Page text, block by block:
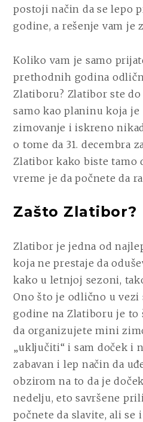
postoji način da se lepo
godine, a rešenje vam je
Koliko vam je samo
prethodnih godina
Zlatiboru? Zlatibor ste
samo kao planinu koja je
zimovanje i iskreno
o tome da 31. decembra
Zlatibor kako biste tamo
vreme je da počnete da
Zašto Zlatibor?
Zlatibor je jedna od
koja ne prestaje da
kako u letnjoj sezoni,
Ono što je odlično u vezi
godine na Zlatiboru je to
da organizujete mini
„uključiti“ i sam doček i
zabavan i lep način da
obzirom na to da je
nedelju, eto savršene
počnete da slavite, ali